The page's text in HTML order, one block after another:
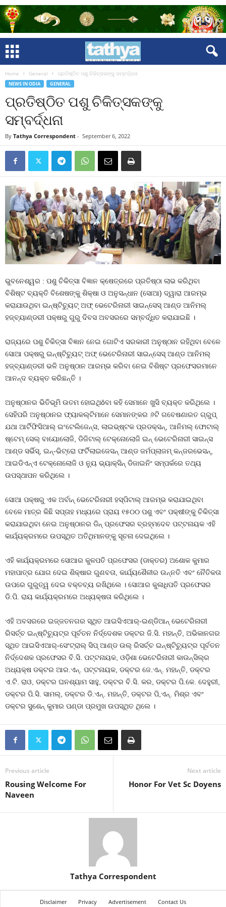
Home General ପ୍ରତିଷ୍ଠିତ ପଶୁ ଚିକିତ୍ସକଙ୍କୁ ସମ୍ବର୍ଦ୍ଧନା
NEWS IN ODIA GENERAL
ପ୍ରତିଷ୍ଠିତ ପଶୁ ଚିକିତ୍ସକଙ୍କୁ
ସମ୍ବର୍ଦ୍ଧନା
By Tathya Correspondent - September 6, 2022
ଭୁବନେଶ୍ୱର : ପଶୁ ଚିକିତ୍ସା ବିଜ୍ଞାନ କ୍ଷେତ୍ରରେ ପ୍ରତିଷ୍ଠା ଲାଭ କରିଥିବା
ବିଶିଷ୍ଟ ବ୍ୟକ୍ତି ବିଶେଷଙ୍କୁ ଶିକ୍ଷା ଓ ଅନୁସନ୍ଧାନ (ସୋଆ) ଦ୍ୱାରା ଆରମ୍ଭ
କରାଯାଉଥିବା ଇନ୍‌ଷ୍ଟିଚ୍ୟୁଟ୍ ଅଫ୍ ଭେଟେରିନାରୀ ସାଇନ୍‌ସେସ୍ ଆଣ୍ଡ ଆନିମଲ୍
ହଜ୍‌ବ୍ୟାଣ୍ଡରୀ ପକ୍ଷରୁ ଗୁରୁ ଦିବସ ଅବସରରେ ସମ୍ବର୍ଦ୍ଧିତ କରାଯାଇଛି ।
ରାଜ୍ୟରେ ପଶୁ ଚିକିତ୍ସା ବିଜ୍ଞାନ ନେଇ ଗୋଟିଏ ସରକାରୀ ଅନୁଷ୍ଠାନ ରହିଥିବା ବେଳେ
ସୋଆ ପକ୍ଷରୁ ଇନ୍‌ଷ୍ଟିଚ୍ୟୁଟ୍ ଅଫ୍ ଭେଟେରିନାରୀ ସାଇନ୍‌ସେସ୍ ଆଣ୍ଡ ଆନିମଲ୍
ହଜ୍‌ବ୍ୟାଣ୍ଡରୀ ଭଳି ଅନୁଷ୍ଠାନ ଆରମ୍ଭ କରିବା ନେଇ ବିଶିଷ୍ଟ ପ୍ରଫେସରମାନେ
ଆନନ୍ଦ ବ୍ୟକ୍ତ କରିଛନ୍ତି ।
ଅନୁଷ୍ଠାନର ଭିତିଭୂମି ଉତମ ହୋଇଥିôବା କହି ସେମାନେ ଖୁସି ବ୍ୟକ୍ତ କରିଥିଲେ ।
ସେହିପରି ଅନୁଷ୍ଠାନର ଫ୍ୟାକଲ୍ଟିମାନେ ସେମାନଙ୍କର ୬ଟି ଗବେଷଣାରତ ଗ୍ରୁପ୍
ଯଥା ଆର୍ଟିଫିସିଆଲ୍ ଇଂଟେଲିଜେନ୍ସ, ଲାଇଭ୍‌ଷ୍ଟକ ପ୍ରଡକ୍ସନ୍‌, ଆନିମଲ୍ ଫୋଟାଲ୍
ଷ୍ଟେମ୍ ସେଲ୍ ବାୟୋଲୋଜି, ଡିଜିଟାଲ୍ ଟେକ୍ନୋଲୋଜି ଇନ୍ ଭେଟେରିନାରୀ ସାଇନ୍ସ
ଆଣ୍ଡ ସର୍ଭିସ୍‌, ଇନ୍‌-ଭିଟ୍ରୋ ଫର୍ଟିଲାଇଜେସନ୍ ଆଣ୍ଡ ଜର୍ମପ୍ଲାଜମ୍ କନ୍‌ଜରଭେସନ୍‌,
ଆଇଡିଏନ୍‌ଏ ଟେକ୍ନୋଲୋଜି ଓ ନ୍ୟୁ ଭ୍ୟାକ୍ସିନ୍ ଡିଜାଇନିଂ ସମ୍ପର୍କରେ ତଥ୍ୟ
ଉପସ୍ଥାପନ କରିଥିଲେ ।
ସୋଆ ପକ୍ଷରୁ ଏକ ଅର୍ବାନ୍ ଭେଟେରିନାରୀ ହସ୍ପିଟାଲ୍ ଆରମ୍ଭ କରାଯାଇଥିବା
ବେଳେ ମାତ୍ର କିଛି ସପ୍ତାହ ମଧ୍ୟରେ ପ୍ରାୟ ୧୫୦୦ ପଶୁ ଏବଂ ପକ୍ଷୀଙ୍କୁ ଚିକିତ୍ସା
କରାଯାଇଥିବା ନେଇ ଅନୁଷ୍ଠାନର ଡିନ୍ ପ୍ରଫେସର ବ୍ରହ୍ମଦେବ ପଟ୍ଟନାୟକ ଏହି
କାର୍ଯ୍ୟକ୍ରମରେ ଉପସ୍ଥିତ ଅତିଥିମାନଙ୍କୁ ସୂଚନା ଦେଇଥିଲେ ।
ଏହି କାର୍ଯ୍ୟକ୍ରମରେ ସୋଆର କୁଳପତି ପ୍ରଫେସର (ଡାକ୍ତର) ଅଶୋକ କୁମାର
ମହାପାତ୍ର ଯୋଗ ଦେଇ ଶିକ୍ଷାର ଗୁଣବତା, କାର୍ଯ୍ୟଶୈଳୀର ଉନ୍ନତି ଏବଂ ନୈତିକତା
ଉପରେ ଗୁରୁତ୍ୱ ଦେଇ ବକ୍ତବ୍ୟ ରଖିଥିଲେ । ସୋଆର କୁଳାଧିପତି ପ୍ରଫେସର
ଡି.ପି. ରାୟ କାର୍ଯ୍ୟକ୍ରମରେ ଅଧ୍ୟକ୍ଷତା କରିଥିଲେ ।
ଏହି ଅବସରରେ ଇଜ୍ଜତନଗର ସ୍ଥିତ ଆଇସିଏଆର୍‌-ଇଣ୍ଡିଆନ୍ ଭେଟେରିନାରୀ
ରିସର୍ଚ୍ଚ ଇନ୍‌ଷ୍ଟିଚ୍ୟୁଟ୍‌ର ପୂର୍ବତନ ନିର୍ଦ୍ଦେଶକ ଡକ୍ଟର ଜି.ସି. ମହାନ୍ତି, ଅଭିକାନଗର
ସ୍ଥିତ ଆଇସିଏଆର୍‌-ସେଂଟ୍ରାଲ୍ ସିପ୍ ଆଣ୍ଡ ଉଲ୍ ରିସର୍ଚ୍ଚ ଇନ୍‌ଷ୍ଟିଚ୍ୟୁଟ୍‌ର ପୂର୍ବତନ
ନିର୍ଦ୍ଦେଶକ ପ୍ରଫେସର ବି.ସି. ପଟ୍ଟନାୟକ, ଓଡ଼ିଶା ଭେଟେରିନାରୀ କାଉନ୍‌ସିଲ୍‌ର
ଅଧ୍ୟକ୍ଷ ଡକ୍ଟର ଆର.ଏନ୍‌. ପଟ୍ଟନାୟକ, ଡକ୍ଟର ଜେ.ଏନ୍‌. ମହାନ୍ତି, ଡକ୍ଟର
ଏ.ଟି. ରାଓ, ଡକ୍ଟର ଘନଶ୍ୟାମ ସାହୁ, ଡକ୍ଟର ବି.ସି. କର, ଡକ୍ଟର ପି.କେ. ଦେହୁରୀ,
ଡକ୍ଟର ପି.ସି. ସାମଲ୍‌, ଡକ୍ଟର ଡି.ଏନ୍‌. ମହାନ୍ତି, ଡକ୍ଟର ପି,ଏନ୍‌. ମିଶ୍ର ଏବଂ
ଡକ୍ଟର ସୁଶେନ୍ କୁମାର ପଣ୍ଡା ପ୍ରମୁଖ ଉପସ୍ଥିତ ଥିଲେ ।
Previous article
Rousing Welcome For
Naveen
Next article
Honor For Vet Sc Doyens
Tathya Correspondent
Disclaimer Privacy Advertisement Contact Us